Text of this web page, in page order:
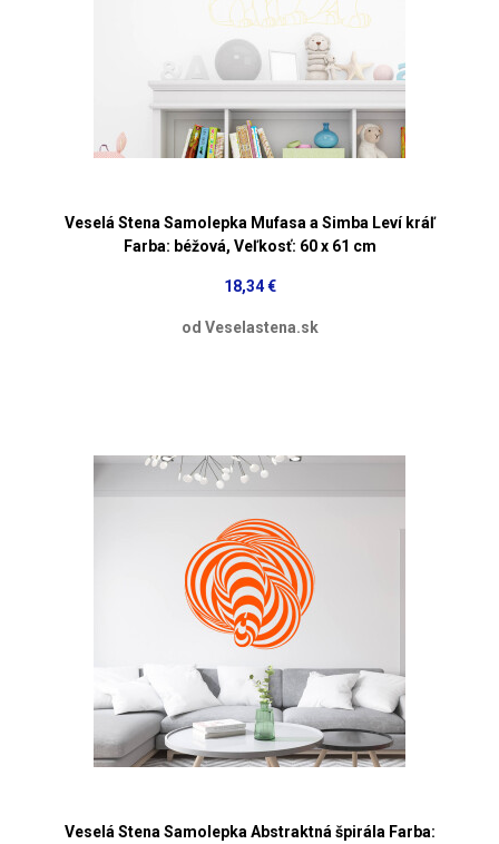
Veselá Stena Samolepka Mufasa a Simba Leví kráľ
Farba: béžová, Veľkosť: 60 x 61 cm
18,34 €
od Veselastena.sk
Veselá Stena Samolepka Abstraktná špirála Farba: